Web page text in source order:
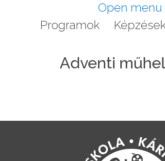
Open menu
Programok
Adventi